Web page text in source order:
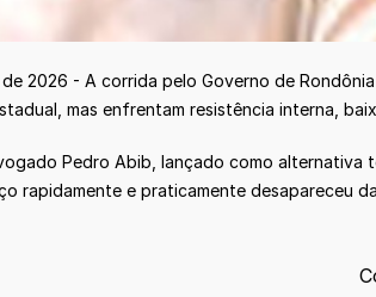
2026 - A corrida pelo Governo de
mas enfrentam resistência interna,
Pedro Abib, lançado como
rapidamente e praticamente desapareceu